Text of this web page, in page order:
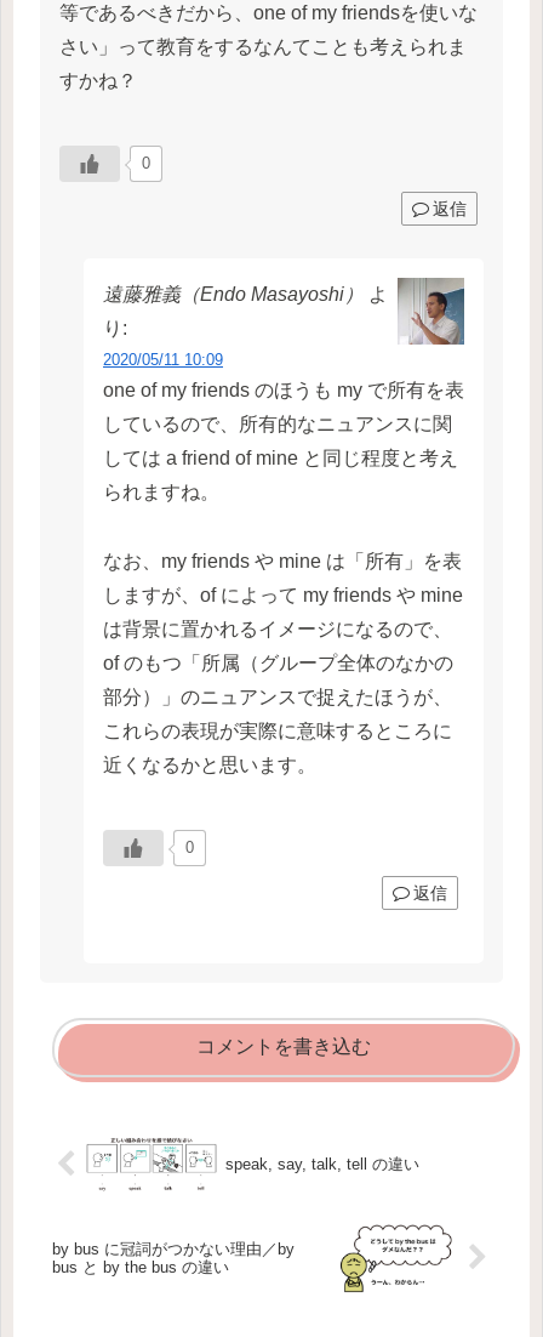
等であるべきだから、one of my friendsを使いな
さい」って教育をするなんてことも考えられま
すかね？
0
返信
遠藤雅義（Endo Masayoshi）
よ
り:
2020/05/11 10:09
one of my friends のほうも my で所有を表
しているので、所有的なニュアンスに関
しては a friend of mine と同じ程度と考え
られますね。
なお、my friends や mine は「所有」を表
しますが、of によって my friends や mine
は背景に置かれるイメージになるので、
of のもつ「所属（グループ全体のなかの
部分）」のニュアンスで捉えたほうが、
これらの表現が実際に意味するところに
近くなるかと思います。
0
返信
コメントを書き込む
speak, say, talk, tell の違い
by bus に冠詞がつかない理由／by
bus と by the bus の違い